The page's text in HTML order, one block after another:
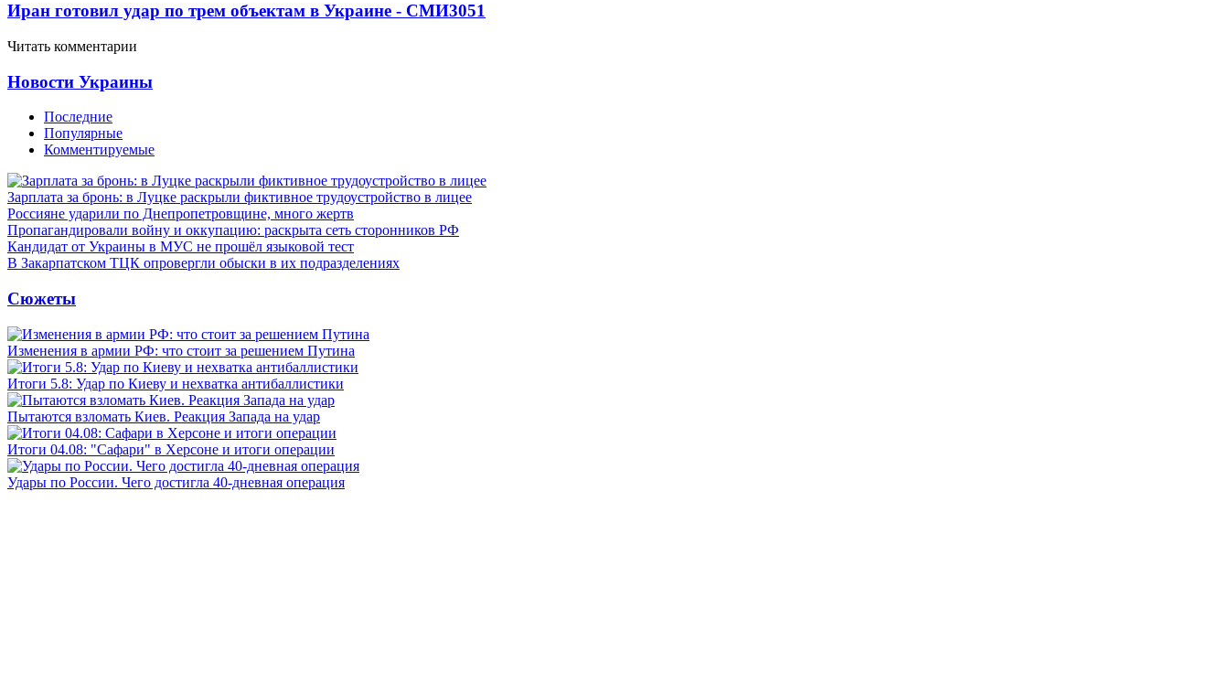
Иран готовил удар по трем объектам в Украине - СМИ3051
Читать комментарии
Новости Украины
Последние
Популярные
Комментируемые
Зарплата за бронь: в Луцке раскрыли фиктивное трудоустройство в лицее
Россияне ударили по Днепропетровщине, много жертв
Пропагандировали войну и оккупацию: раскрыта сеть сторонников РФ
Кандидат от Украины в МУС не прошёл языковой тест
В Закарпатском ТЦК опровергли обыски в их подразделениях
Сюжеты
Изменения в армии РФ: что стоит за решением Путина
Итоги 5.8: Удар по Киеву и нехватка антибаллистики
Пытаются взломать Киев. Реакция Запада на удар
Итоги 04.08: "Сафари" в Херсоне и итоги операции
Удары по России. Чего достигла 40-дневная операция